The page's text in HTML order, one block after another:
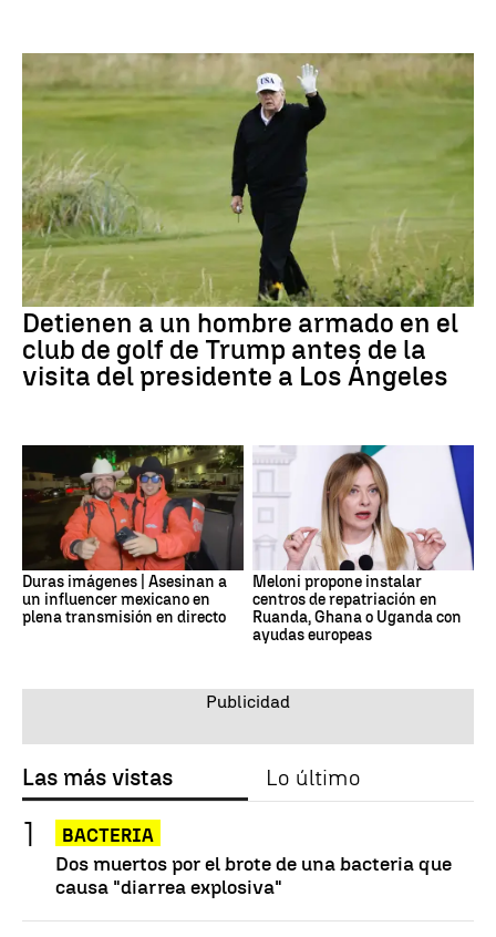
Detienen a un hombre armado en el
club de golf de Trump antes de la
visita del presidente a Los Ángeles
Duras imágenes | Asesinan a
un influencer mexicano en
plena transmisión en directo
Meloni propone instalar
centros de repatriación en
Ruanda, Ghana o Uganda con
ayudas europeas
Las más vistas Lo último
BACTERIA
Dos muertos por el brote de una bacteria que
causa "diarrea explosiva"